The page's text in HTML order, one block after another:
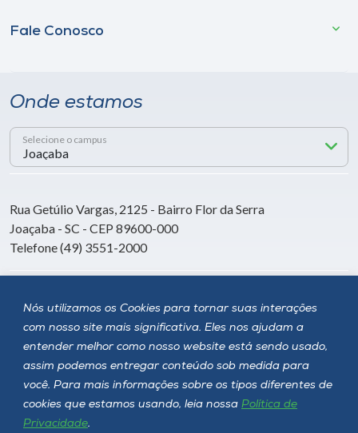
Nós utilizamos os Cookies para tornar suas interações
com nosso site mais significativa. Eles nos ajudam a
entender melhor como nosso website está sendo usado,
assim podemos entregar conteúdo sob medida para
você. Para mais informações sobre os tipos diferentes de
cookies que estamos usando, leia nossa Política de
Privacidade.
Fale Conosco
Onde estamos
Selecione o campus
Rua Getúlio Vargas, 2125 - Bairro Flor da Serra
Joaçaba - SC - CEP 89600-000
Telefone (49) 3551-2000
Siga a Unoesc